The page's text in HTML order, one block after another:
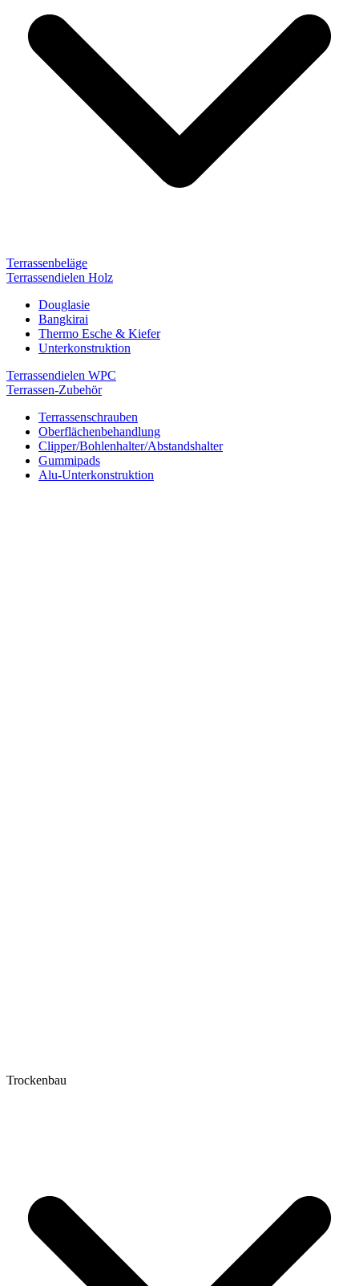
Terrassenbeläge
Terrassendielen Holz
Douglasie
Bangkirai
Thermo Esche & Kiefer
Unterkonstruktion
Terrassendielen WPC
Terrassen-Zubehör
Terrassenschrauben
Oberflächenbehandlung
Clipper/Bohlenhalter/Abstandshalter
Gummipads
Alu-Unterkonstruktion
Trockenbau